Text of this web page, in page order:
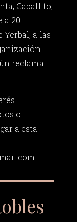
Caballito,
a 20
Yerbal, a las
reclama
o
a esta